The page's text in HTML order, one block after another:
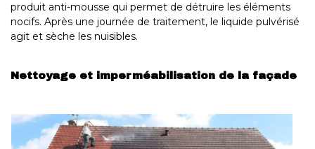
produit anti-mousse qui permet de détruire les éléments
nocifs. Après une journée de traitement, le liquide pulvérisé
agit et sèche les nuisibles.
Nettoyage et imperméabilisation de la façade